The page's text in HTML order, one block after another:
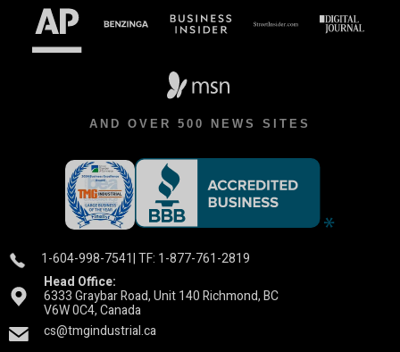
AND OVER 500 NEWS SITES
1-604-998-7541| TF: 1-877-761-2819
Head Office:
6333 Graybar Road, Unit 140 Richmond, BC
V6W 0C4, Canada
cs@tmgindustrial.ca